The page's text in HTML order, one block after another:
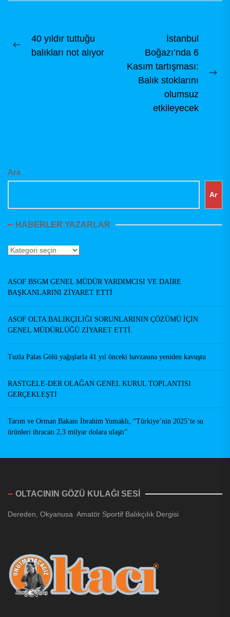
Amatör ve Sportif
Yazı
gezinmesi
Previous
40 yıldır tuttuğu
balıkları not alıyor
İstanbul
Boğazı’nda 6
Kasım tartışması:
Balık stoklarını
olumsuz
etkileyecek
Ara
Ar
HABERLER YAZARLAR
Haberler
ASOF BSGM GENEL MÜDÜR YARDIMCISI VE DAİRE
BAŞKANLARINI ZİYARET ETTİ
ASOF OLTA BALIKÇILIĞI SORUNLARININ ÇÖZÜMÜ İÇİN
GENEL MÜDÜRLÜĞÜ ZİYARET ETTİ.
Tuzla Palas Gölü yağışlarla 41 yıl önceki havzasına yeniden kavuştu
RASTGELE-DER OLAĞAN GENEL KURUL TOPLANTISI
GERÇEKLEŞTİ
Tarım ve Orman Bakanı İbrahim Yumaklı, “Türkiye’nin 2025’te su
ürünleri ihracatı 2,3 milyar dolara ulaştı”
OLTACININ GÖZÜ KULAĞI SESİ
Dereden, Okyanusa Amatör Sportif Balıkçılık Dergisi